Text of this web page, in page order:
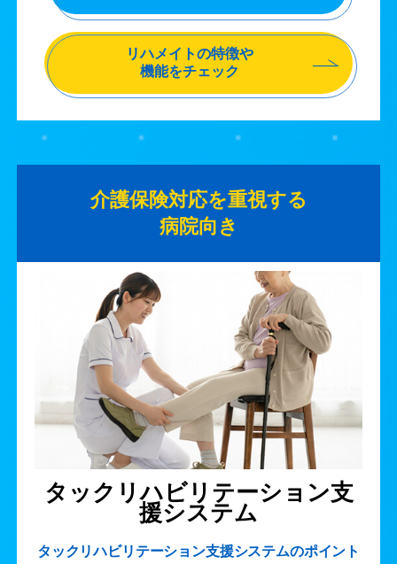
リハメイトの特徴や
機能をチェック
介護保険対応を重視する
病院向き
タックリハビリテーション支
援システム
タックリハビリテーション支援システムのポイント